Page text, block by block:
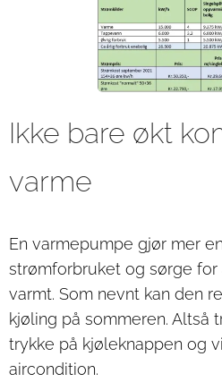
Ikke bare økt
varme
En varmepumpe gjør mer
strømforbruket og sørge
varmt. Som nevnt kan den
kjøling på sommeren. Altså
trykke på kjøleknappen og
aircondition.